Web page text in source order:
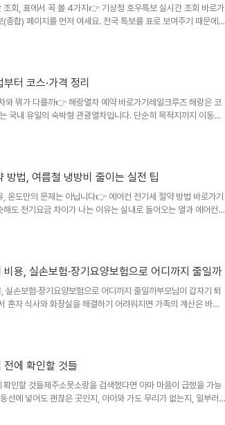
통해 차량으로 이동할 수 있습니다. 다만 주말이나 연휴에는 강화
조회, 표에서 꼭 볼 4가지👉 기상청 호우특보 실시간 조회 바로가
종합) 페이지를 먼저 여세요. 전국 특보를 표로 보여주기 때문에
구역에 포함됐는지 확인하기 편합니다.표를 볼 때는 아래 순서대로
로 비가 잠시 약해졌더라도 해제 여부가 확인되기 전까지는 특보
범위를 빠르게 보고 싶다면 기상청 특보현황 지도를 함께 확인하
터 코스·가격 정리
와 뭐가 다를까👉 해랑열차 예약 바로가기레일크루즈 해랑은 코
국내 유일의 숙박형 관광열차입니다. 단순히 목적지까지 이동하
박과 지역 관광·식사를 묶어 운영하는 여행 상품입니다.여행 흐름
동에 예민하거나, 관광지에서 걷는 일정이 부담스러운 동행자가
요.객실은 스위트룸, 디럭스룸, 패밀리룸, 스탠다드룸으로 나뉩니
방법, 여름철 냉방비 줄이는 실전 팁
, 온도만의 문제는 아닙니다👉 에어컨 전기세 절약 방법 바로가기
해도 전기요금 차이가 나는 이유는 실내로 들어오는 열과 에어컨의
니다. 특히 아래 항목이 겹치면 냉방기는 목표온도에 도달하기까
필터공기 흐름이 줄어 냉방이 느려짐필터 상태 확인막힌 실외기
보내기 어려움박스·화분·빨래 치우기처음부터 18~20℃로 맞추
..
용, 실손보험·장기요양보험으로 어디까지 줄일까
실손보험·장기요양보험으로 어디까지 줄일까부모님이 갑자기 퇴
혼자 식사와 화장실을 해결하기 어려워지면 가족의 계산은 바로
더 먼저 묻는 말이 있습니다. “간병인은 써야 하나요, 한 달에 얼
, 장기요양보험, 실손보험을 한 줄로 섞지 않고 분리해서 보는 글
의를 해야 하는 분이 “어디에 전화하고, 어떤 서류를 챙기고, 어떤
전에 확인할 것들
확인할 것들제주소못소랑을 검색했다면 아마 마음이 급했을 가능
선에 넣어도 괜찮은 곳인지, 아이와 가도 무리가 없는지, 일부러
먼저 감을 잡고 싶었을 겁니다.저는 제주 관련 장소를 볼 때 이름